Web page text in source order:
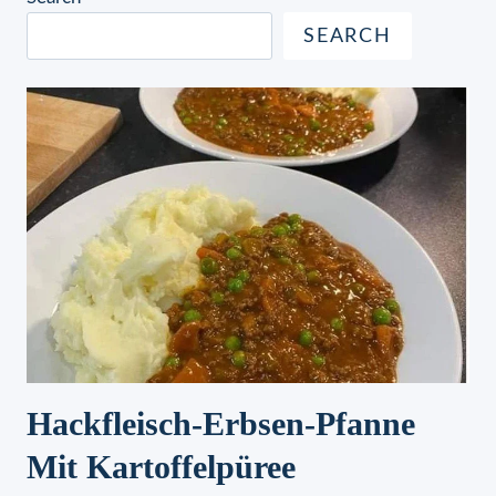
SEARCH
Hackfleisch-Erbsen-Pfanne
Mit Kartoffelpüree